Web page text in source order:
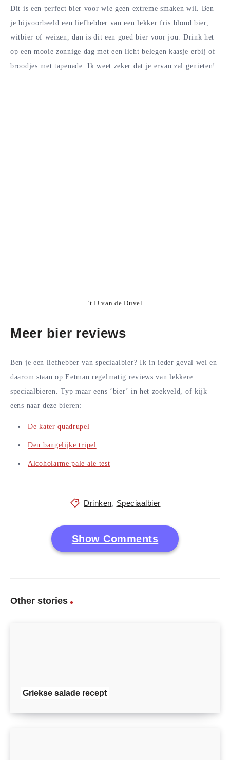
Dit is een perfect bier voor wie geen extreme smaken wil. Ben
je bijvoorbeeld een liefhebber van een lekker fris blond bier,
witbier of weizen, dan is dit een goed bier voor jou. Drink het
op een mooie zonnige dag met een licht belegen kaasje erbij of
broodjes met tapenade. Ik weet zeker dat je ervan zal genieten!
‘t IJ van de Duvel
Meer bier reviews
Ben je een liefhebber van speciaalbier? Ik in ieder geval wel en
daarom staan op Eetman regelmatig reviews van lekkere
speciaalbieren. Typ maar eens ‘bier’ in het zoekveld, of kijk
eens naar deze bieren:
De kater quadrupel
Den bangelijke tripel
Alcoholarme pale ale test
Drinken, Speciaalbier
Show Comments
Other stories
Griekse salade recept